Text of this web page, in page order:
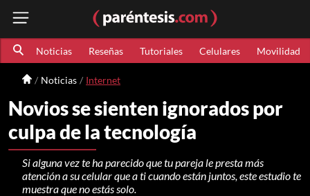
Noticias Reseñas Tutoriales Celulares Movilidad
Noticias Internet
Novios se sienten ignorados por
culpa de la tecnología
Si alguna vez te ha parecido que tu pareja le presta más
atención a su celular que a ti cuando están juntos, este estudio te
muestra que no estás solo.